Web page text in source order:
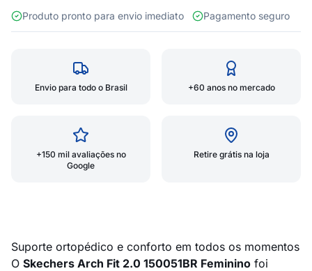
Produto pronto para envio imediato
Pagamento seguro
Envio para todo o Brasil +60 anos no mercado
+150 mil avaliações no
Google
Retire grátis na loja
Suporte ortopédico e conforto em todos os momentos
O Skechers Arch Fit 2.0 150051BR Feminino foi